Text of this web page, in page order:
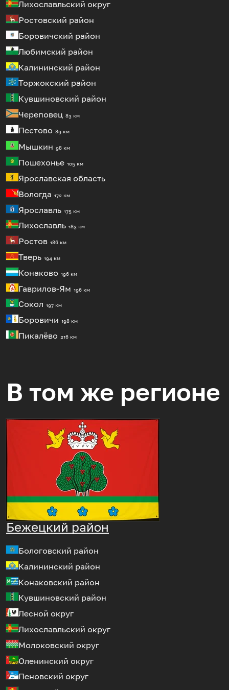
Лихославльский округ
Ростовский район
Боровичский район
Любимский район
Калининский район
Торжокский район
Кувшиновский район
Череповец 83 км
Пестово 89 км
Мышкин 98 км
Пошехонье 105 км
Ярославская область
Вологда 172 км
Ярославль 175 км
Лихославль 183 км
Ростов 186 км
Тверь 194 км
Конаково 196 км
Гаврилов-Ям 196 км
Сокол 197 км
Боровичи 198 км
Пикалёво 216 км
В том же регионе
Бежецкий район
Бологовский район
Калининский район
Конаковский район
Кувшиновский район
Лесной округ
Лихославльский округ
Молоковский округ
Оленинский округ
Пеновский округ